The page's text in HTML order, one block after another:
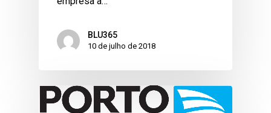
BLU365
10 de julho de 2018